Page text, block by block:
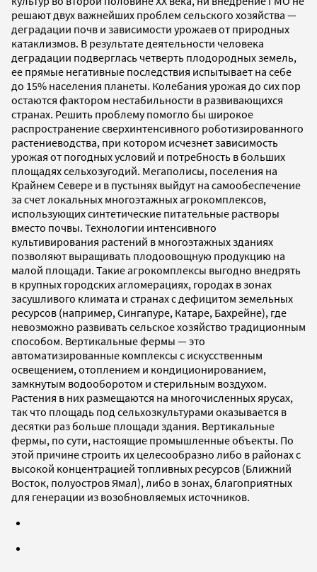
решают двух важнейших проблем сельского хозяйства —
деградации почв и зависимости урожаев от природных
катаклизмов. В результате деятельности человека
деградации подверглась четверть плодородных земель,
ее прямые негативные последствия испытывает на себе
до 15% населения планеты. Колебания урожая до сих пор
остаются фактором нестабильности в развивающихся
странах. Решить проблему помогло бы широкое
распространение сверхинтенсивного роботизированного
растениеводства, при котором исчезнет зависимость
урожая от погодных условий и потребность в больших
площадях сельхозугодий. Мегаполисы, поселения на
Крайнем Севере и в пустынях выйдут на самообеспечение
за счет локальных многоэтажных агрокомплексов,
использующих синтетические питательные растворы
вместо почвы. Технологии интенсивного
культивирования растений в многоэтажных зданиях
позволяют выращивать плодоовощную продукцию на
малой площади. Такие агрокомплексы выгодно внедрять
в крупных городских агломерациях, городах в зонах
засушливого климата и странах с дефицитом земельных
ресурсов (например, Сингапуре, Катаре, Бахрейне), где
невозможно развивать сельское хозяйство традиционным
способом. Вертикальные фермы — это
автоматизированные комплексы с искусственным
освещением, отоплением и кондиционированием,
замкнутым водооборотом и стерильным воздухом.
Растения в них размещаются на многочисленных ярусах,
так что площадь под сельхозкультурами оказывается в
десятки раз больше площади здания. Вертикальные
фермы, по сути, настоящие промышленные объекты. По
этой причине строить их целесообразно либо в районах с
высокой концентрацией топливных ресурсов (Ближний
Восток, полуостров Ямал), либо в зонах, благоприятных
для генерации из возобновляемых источников.